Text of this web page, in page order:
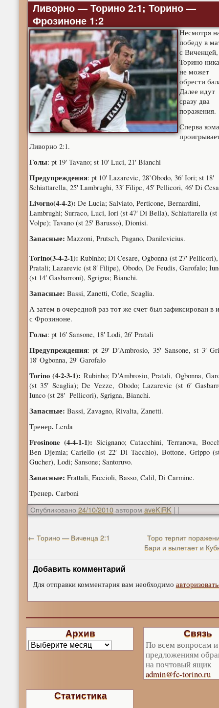
Ливорно — Торино 2:1; Торино —
Фрозиноне 1:2
Несмотря
победу в
с Виченцей,
Торино
не может
обрести
Далее идут
сразу два
поражения.
Сперва
Ливорно 2:1.
Голы: pt 19′ Tavano; st 10′ Luci, 21′ Bianchi
Предупреждения: pt 10′ Lazarevic, 28’Obodo, 36′ Iori; st 18′
Schiattarella, 25′ Lambrughi, 33′ Filipe, 45′ Pellicori, 46′ Di
Livorno(4-4-2): De Lucia; Salviato, Perticone, Bernardini,
Lambrughi; Surraco, Luci, Iori (st 47′ Di Bella), Schiattarella (st
Volpe); Tavano (st 25′ Barusso), Dionisi.
Запасные: Mazzoni, Prutsch, Pagano, Danilevicius.
Torino(3-4-2-1): Rubinho; Di Cesare, Ogbonna (st 27′ Pellicori),
Pratali; Lazarevic (st 8′ Filipe), Obodo, De Feudis, Garofalo;
(st 14′ Gasbarroni), Sgrigna; Bianchi.
Запасные: Bassi, Zanetti, Cofie, Scaglia.
А затем в очередной раз тот же счет был зафиксирован в
с Фрозиноне.
Голы: pt 16′ Sansone, 18′ Lodi, 26′ Pratali
Предупреждения: pt 29′ D’Ambrosio, 35′ Sansone, st 3′
18′ Ogbonna, 29′ Garofalo
Torino (4-2-3-1): Rubinho; D’Ambrosio, Pratali, Ogbonna,
(st 35′ Scaglia); De Vezze, Obodo; Lazarevic (st 6′
Iunco (st 28′ Pellicori), Sgrigna, Bianchi.
Запасные: Bassi, Zavagno, Rivalta, Zanetti.
Тренер. Lerda
Frosinone (4-4-1-1): Sicignano; Catacchini, Terranova,
Ben Djemia; Cariello (st 22′ Di Tacchio), Bottone, Grippo
Gucher), Lodi; Sansone; Santoruvo.
Запасные: Frattali, Faccioli, Basso, Calil, Di Carmine.
Тренер. Carboni
Опубликовано 24/10/2010 автором aveKiRK | |
← Торино — Виченца 2:1
Торо терпит
Бари и вылетает и
Добавить комментарий
Для отправки комментария вам необходимо
Архив Связь
По всем вопросам и
предложениям
на почтовый ящик
admin@fc-torino.ru
Статистика